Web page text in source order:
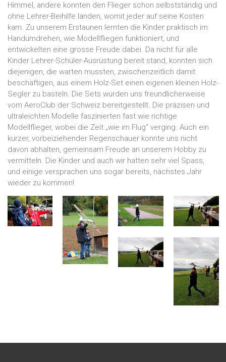
Himmel, andere konnten den Flieger schon selbstständig und
ohne Lehrer-Beihilfe landen, womit jeder auf seine Kosten
kam. Zu unserem Erstaunen lernten die Kinder praktisch im
Handumdrehen, wie Modellfliegen funktioniert, und
entwickelten eine grosse Freude dabei. Da nicht für alle
Kinder Lehrer-Schüler-Ausrüstung bereit stand, konnten sich
diejenigen, die warten mussten, zwischenzeitlich damit
beschäftigen, aus einem Holz-Set einen eigenen kleinen Holz-
Segler zu basteln. Die Sets wurden uns freundlicherweise
vom AeroClub der Schweiz bereitgestellt. Die präzisen und
ultraleichten Modelle faszinierten fast wie richtige
Modellflieger, wobei die Zeit „wie im Flug“ verging. Auch ein
kurzer, vorbeiziehender Regenschauer konnte uns nicht
davon abhalten, gemeinsam Freude an unserem Hobby zu
vermitteln. Die Kinder und auch wir hatten sehr viel Spass,
und einige versprachen uns sogar bereits, nächstes Jahr
wieder zu kommen!